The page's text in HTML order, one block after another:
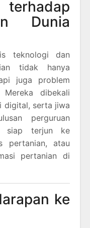
Dunia
teknologi dan
tidak hanya
juga problem
dibekali
digital, serta jiwa
perguruan
siap terjun ke
pertanian, atau
pertanian di
ke